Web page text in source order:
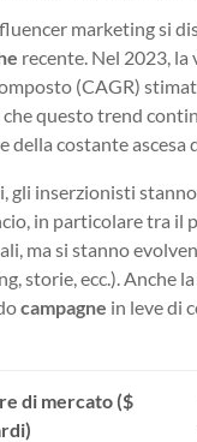
marketing si
recente. Nel 2023,
(CAGR)
questo trend
della costante
gli inserzionisti
in particolare tra il
ma si stanno
storie, ecc.). Anche
campagne in leve di
di mercato ($